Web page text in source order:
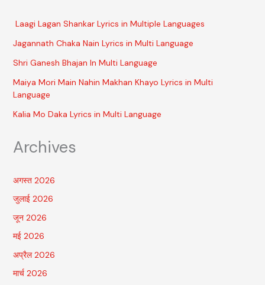
Laagi Lagan Shankar Lyrics in Multiple Languages
Jagannath Chaka Nain Lyrics in Multi Language
Shri Ganesh Bhajan In Multi Language
Maiya Mori Main Nahin Makhan Khayo Lyrics in Multi
Language
Kalia Mo Daka Lyrics in Multi Language
Archives
अगस्त 2026
जुलाई 2026
जून 2026
मई 2026
अप्रैल 2026
मार्च 2026